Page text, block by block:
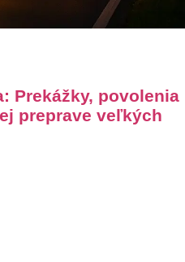
Prekážky, povolenia
preprave veľkých